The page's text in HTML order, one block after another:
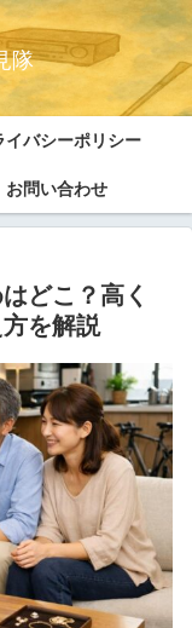
隊
イバシーポリシー
お問い合わせ
どこ？高く
を解説